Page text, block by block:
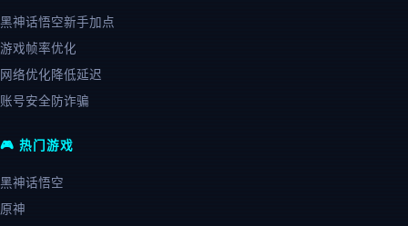
黑神话悟空新手加点
游戏帧率优化
网络优化降低延迟
账号安全防诈骗
🎮 热门游戏
黑神话悟空
原神